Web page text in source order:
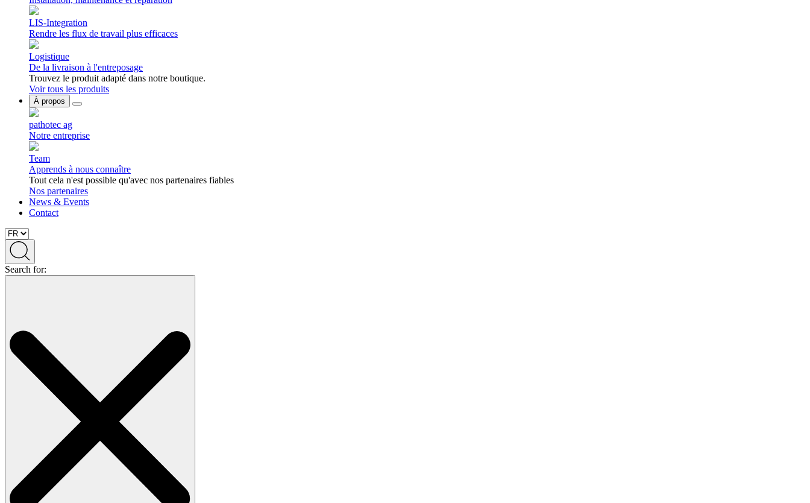
LIS-Integration
Rendre les flux de travail plus efficaces
Logistique
De la livraison à l'entreposage
Trouvez le produit adapté dans notre boutique.
Voir tous les produits
À propos
pathotec ag
Notre entreprise
Team
Apprends à nous connaître
Tout cela n'est possible qu'avec nos partenaires fiables
Nos partenaires
News & Events
Contact
Search for: